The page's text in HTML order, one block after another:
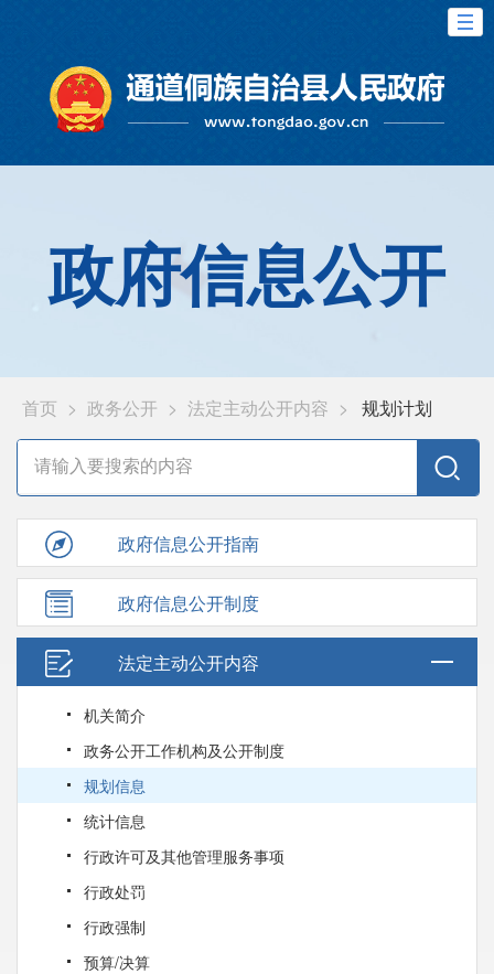
政府信息公开
首页 > 政务公开 > 法定主动公开内容 > 规划计划
政府信息公开指南
政府信息公开制度
法定主动公开内容
机关简介
政务公开工作机构及公开制度
规划信息
统计信息
行政许可及其他管理服务事项
行政处罚
行政强制
预算/决算